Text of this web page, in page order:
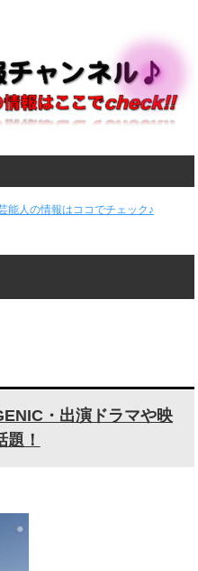
能人の情報はココでチェック♪
・出演ドラマや映
！